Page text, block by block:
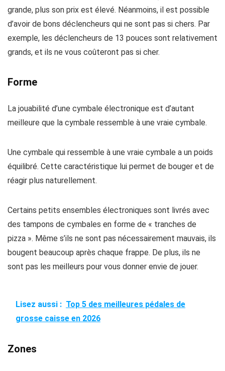
grande, plus son prix est élevé. Néanmoins, il est possible
d’avoir de bons déclencheurs qui ne sont pas si chers. Par
exemple, les déclencheurs de 13 pouces sont relativement
grands, et ils ne vous coûteront pas si cher.
Forme
La jouabilité d’une cymbale électronique est d’autant
meilleure que la cymbale ressemble à une vraie cymbale.
Une cymbale qui ressemble à une vraie cymbale a un poids
équilibré. Cette caractéristique lui permet de bouger et de
réagir plus naturellement.
Certains petits ensembles électroniques sont livrés avec
des tampons de cymbales en forme de « tranches de
pizza ». Même s’ils ne sont pas nécessairement mauvais, ils
bougent beaucoup après chaque frappe. De plus, ils ne
sont pas les meilleurs pour vous donner envie de jouer.
Lisez aussi : Top 5 des meilleures pédales de
grosse caisse en 2026
Zones